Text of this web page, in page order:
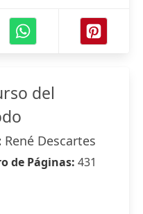
del
René Descartes
de Páginas: 431